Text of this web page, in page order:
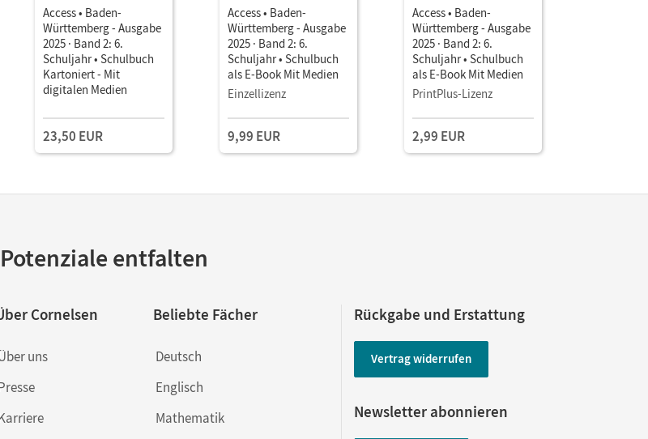
Access • Baden-
Württemberg - Ausgabe
2025 · Band 2: 6.
Schuljahr • Schulbuch
Kartoniert - Mit
digitalen Medien
23,50 EUR
Access • Baden-
Württemberg - Ausgabe
2025 · Band 2: 6.
Schuljahr • Schulbuch
als E-Book Mit Medien
Einzellizenz
9,99 EUR
Access • Baden-
Württemberg - Ausgabe
2025 · Band 2: 6.
Schuljahr • Schulbuch
als E-Book Mit Medien
PrintPlus-Lizenz
2,99 EUR
Potenziale entfalten
Cornelsen
uns
Beliebte Fächer
Deutsch
Englisch
Mathematik
Rückgabe und Erstattung
Vertrag widerrufen
Newsletter abonnieren